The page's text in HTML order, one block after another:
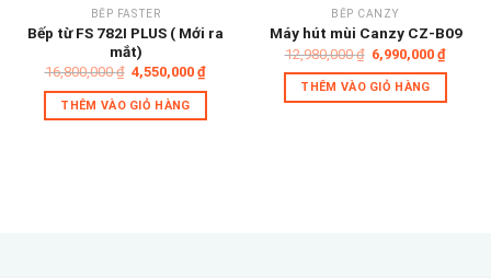
BẾP FASTER
Bếp từ FS 782I PLUS ( Mới ra
mắt)
16,800,000₫ Giá
gốc
là:
16,800,000 ₫.
4,550,000₫Giá
THÊM VÀO GIỎ HÀNG
BẾP CANZY
Máy hút mùi Canzy CZ-B09
12,980,000₫ Giá
gốc
là:
12,980,000 ₫.
6,990,000₫Giá
THÊM VÀO GIỎ HÀNG